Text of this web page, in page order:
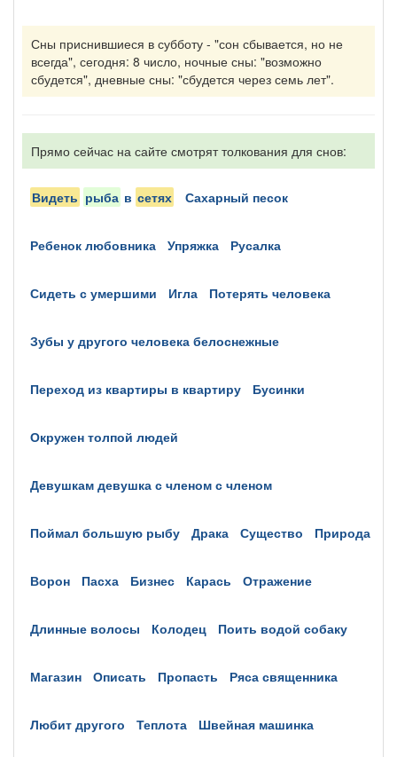
Сны приснившиеся в субботу - "сон сбывается, но не
всегда", сегодня: 8 число, ночные сны: "возможно
сбудется", дневные сны: "сбудется через семь лет".
Прямо сейчас на сайте смотрят толкования для снов:
видеть рыба в сетях сахарный песок
ребенок любовника упряжка русалка
сидеть с умершими игла потерять человека
зубы у другого человека белоснежные
переход из квартиры в квартиру бусинки
окружен толпой людей
девушкам девушка с членом с членом
поймал большую рыбу драка существо природа
ворон пасха бизнес карась отражение
длинные волосы колодец поить водой собаку
магазин описать пропасть ряса священника
любит другого теплота швейная машинка